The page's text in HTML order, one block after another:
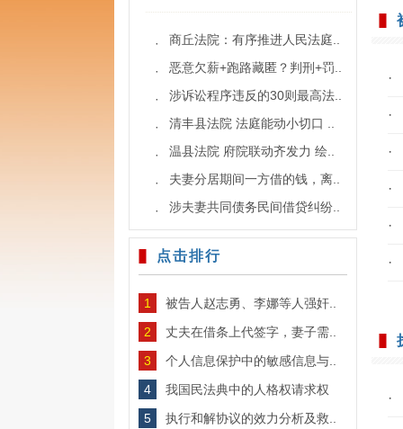
· 商丘法院：有序推进人民法庭..
· 恶意欠薪+跑路藏匿？判刑+罚..
· 涉诉讼程序违反的30则最高法..
· 清丰县法院 法庭能动小切口 ..
· 温县法院 府院联动齐发力 绘..
· 夫妻分居期间一方借的钱，离..
· 涉夫妻共同债务民间借贷纠纷..
点击排行
1
被告人赵志勇、李娜等人强奸..
2
丈夫在借条上代签字，妻子需..
3
个人信息保护中的敏感信息与..
4
我国民法典中的人格权请求权
5
执行和解协议的效力分析及救..
·
·
·
·
·
·
·